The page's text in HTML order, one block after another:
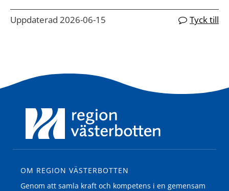
Uppdaterad 2026-06-15 Tyck till
OM REGION VÄSTERBOTTEN
Genom att samla kraft och kompetens i en gemensam